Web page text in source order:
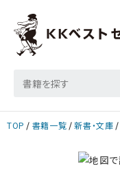
TOP 書籍一覧 新書・文庫